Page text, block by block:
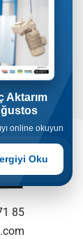
85
Aktarım
online okuyun
Oku